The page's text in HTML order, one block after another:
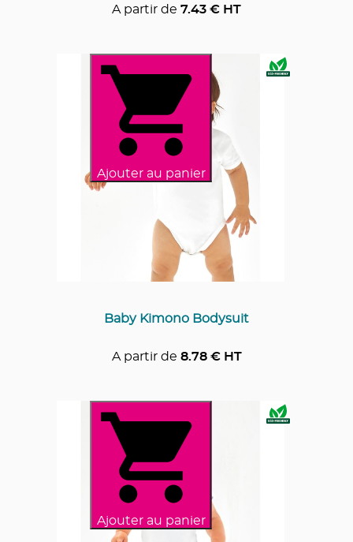
A partir de 7.43 € HT
Ajouter au panier
Baby Kimono Bodysuit
A partir de 8.78€ HT
Ajouter au panier